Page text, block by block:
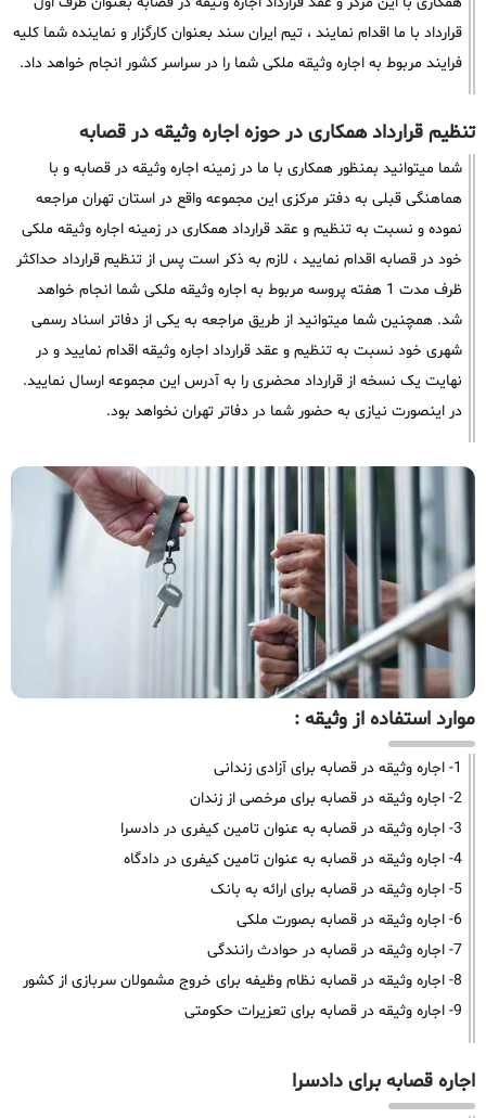
قرارداد با ما اقدام نمایند ، تیم ایران سند بعنوان کارگزار و نماینده شما کلیه
فرایند مربوط به اجاره وثیقه ملکی شما را در سراسر کشور انجام خواهد داد.
تنظیم قرارداد همکاری در حوزه اجاره وثیقه در قصابه
شما میتوانید بمنظور همکاری با ما در زمینه اجاره وثیقه در قصابه و با
هماهنگی قبلی به دفتر مرکزی این مجموعه واقع در استان تهران مراجعه
نموده و نسبت به تنظیم و عقد قرارداد همکاری در زمینه اجاره وثیقه ملکی
خود در قصابه اقدام نمایید ، لازم به ذکر است پس از تنظیم قرارداد حداکثر
ظرف مدت 1 هفته پروسه مربوط به اجاره وثیقه ملکی شما انجام خواهد
شد. همچنین شما میتوانید از طریق مراجعه به یکی از دفاتر اسناد رسمی
شهری خود نسبت به تنظیم و عقد قرارداد اجاره وثیقه اقدام نمایید و در
نهایت یک نسخه از قرارداد محضری را به آدرس این مجموعه ارسال نمایید.
در اینصورت نیازی به حضور شما در دفاتر تهران نخواهد بود.
موارد استفاده از وثیقه :
1- اجاره وثیقه در قصابه برای آزادی زندانی
2- اجاره وثیقه در قصابه برای مرخصی از زندان
3- اجاره وثیقه در قصابه به عنوان تامین کیفری در دادسرا
4- اجاره وثیقه در قصابه به عنوان تامین کیفری در دادگاه
5- اجاره وثیقه در قصابه برای ارائه به بانک
6- اجاره وثیقه در قصابه بصورت ملکی
7- اجاره وثیقه در قصابه در حوادث رانندگی
8- اجاره وثیقه در قصابه نظام وظیفه برای خروج مشمولان سربازی از کشور
9- اجاره وثیقه در قصابه برای تعزیرات حکومتی
اجاره قصابه برای دادسرا